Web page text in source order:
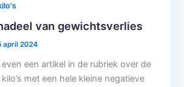
van gewichtsverlies
april 2024
een artikel in de rubriek over de
met een hele kleine negatieve